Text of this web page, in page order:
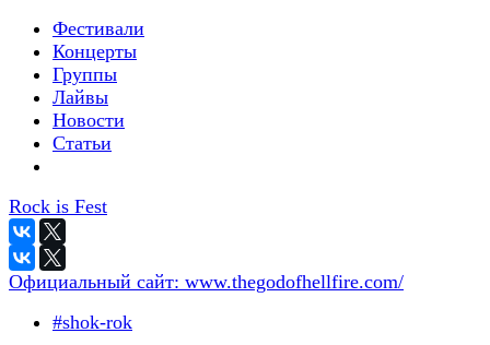
Фестивали
Концерты
Группы
Лайвы
Новости
Статьи
Rock is Fest
Официальный сайт: www.thegodofhellfire.com/
#shok-rok